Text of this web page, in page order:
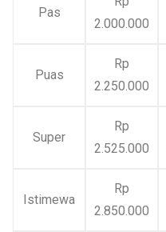
Pas
2.000.000
Puas
Rp
2.250.000
Super
Rp
2.525.000
Istimewa
Rp
2.850.000